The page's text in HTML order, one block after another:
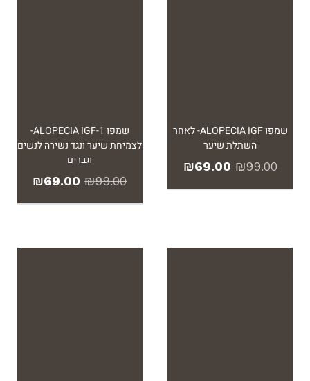
שמפו ALOPECIA IGF- לאחר
השתלת שיער
₪99.00
₪69.00
שמפו ALOPECIA IGF-1-
לצמיחת שיער ונגד נשירה לנשים
וגברים
₪99.00
₪69.00